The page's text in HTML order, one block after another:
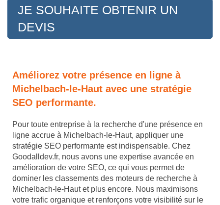
JE SOUHAITE OBTENIR UN
DEVIS
Améliorez votre présence en ligne à
Michelbach-le-Haut avec une stratégie
SEO performante.
Pour toute entreprise à la recherche d'une présence en
ligne accrue à Michelbach-le-Haut, appliquer une
stratégie SEO performante est indispensable. Chez
Goodalldev.fr, nous avons une expertise avancée en
amélioration de votre SEO, ce qui vous permet de
dominer les classements des moteurs de recherche à
Michelbach-le-Haut et plus encore. Nous maximisons
votre trafic organique et renforçons votre visibilité sur le